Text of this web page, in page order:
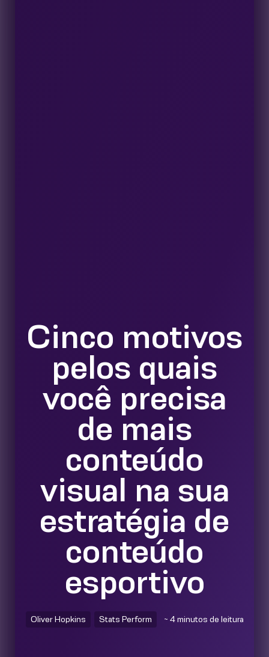
Cinco motivos
pelos quais
você precisa
de mais
conteúdo
visual na sua
estratégia de
conteúdo
esportivo
Oliver Hopkins Stats Perform ~ 4 minutos de leitura